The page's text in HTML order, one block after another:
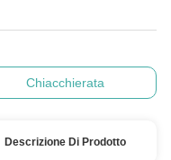
Chiacchierata
Descrizione Di Prodotto